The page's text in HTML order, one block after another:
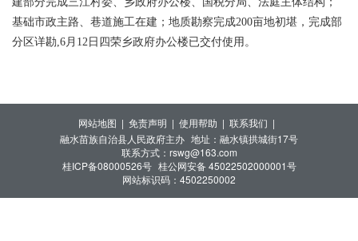
基础市政主路、巷道施工在建；地质勘察完成200亩地初堪，完成部
分区详勘,6月12日四荣乡政府办公楼已交付使用。
网站地图 | 免责声明 | 使用帮助 | 联系我们 |
融水苗族自治县人民政府主办 地址：融水镇拱城街17号
联系方式：rswg@163.com
桂ICP备08000526号 桂公网安备 45022502000001号
网站标识码：4502250002